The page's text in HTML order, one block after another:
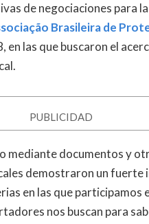
de negociaciones para
Brasileira de
en las que buscaron el
PUBLICIDAD
mediante documentos y
demostraron un fuerte
en las que participamos
nos buscan para